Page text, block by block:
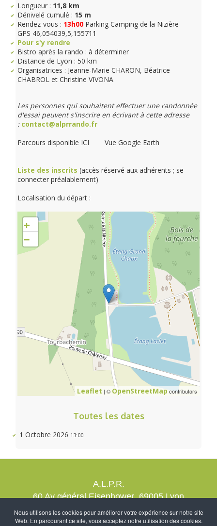
Nous utilisons les cookies pour améliorer votre expérience sur notre site
Web. En parcourant ce site, vous acceptez notre utilisation des cookies.
Longueur : 11,8 km
Dénivelé cumulé : 15 m
Rendez-vous : 13h00 Parking Camping de la Nizière
GPS 46,054039,5,155711
Pour s'y rendre
Bistro après la rando : à déterminer
Distance de Lyon : 50 km
Organisatrices : Jeanne-Marie CHARON, Béatrice
CHABROL et Christine VIVONA
Les personnes qui souhaitent effectuer une randonnée
d'essai peuvent s'inscrire en écrivant à cette adresse
: contact@alprrando.fr
Parcours disponible ICI Vue Google Earth
Liste des inscrits (accès réservé aux adhérents ; se
connecter préalablement)
Localisation du départ :
+
−
Leaflet | © OpenStreetMap contributors
Toutes les dates
1 Octobre 2026 13:00
A.L.P.R.
60 Av général Eisenhower 69005 Lyon
Nous rejoindre